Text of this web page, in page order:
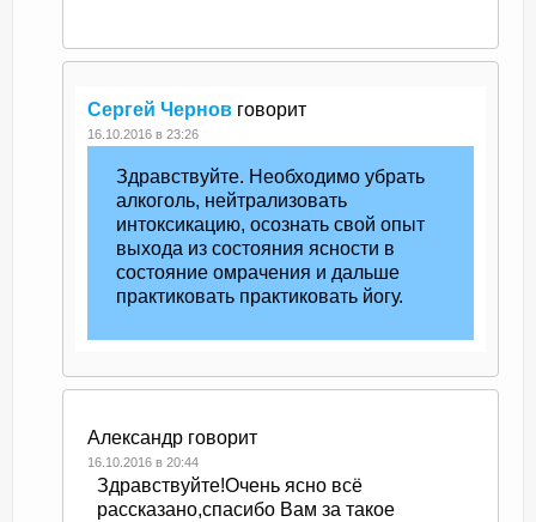
Сергей Чернов говорит
16.10.2016 в 23:26
Здравствуйте. Необходимо убрать
алкоголь, нейтрализовать
интоксикацию, осознать свой опыт
выхода из состояния ясности в
состояние омрачения и дальше
практиковать практиковать йогу.
Александр говорит
16.10.2016 в 20:44
Здравствуйте!Очень ясно всё
рассказано,спасибо Вам за такое